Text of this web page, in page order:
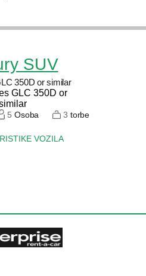
SUV
350D or similar
5 Osoba 3 torbe
VOZILA